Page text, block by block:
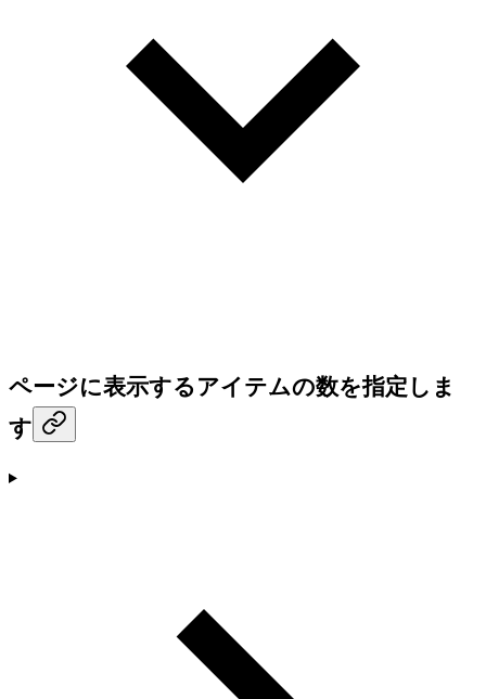
ページに表示するアイテムの数を指定しま
す